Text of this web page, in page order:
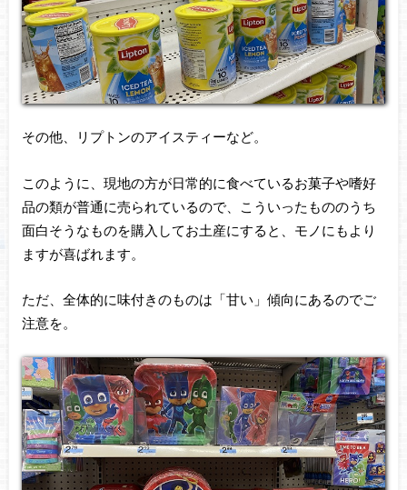
その他、リプトンのアイスティーなど。
このように、現地の方が日常的に食べているお菓子や嗜好
品の類が普通に売られているので、こういったもののうち
面白そうなものを購入してお土産にすると、モノにもより
ますが喜ばれます。
ただ、全体的に味付きのものは「甘い」傾向にあるのでご
注意を。